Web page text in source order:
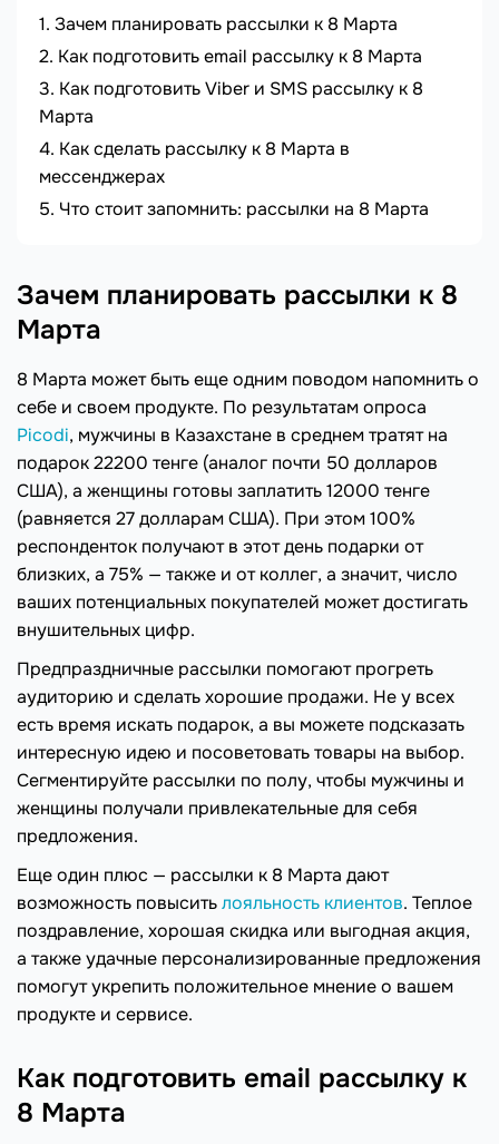
Зачем планировать рассылки к 8 Марта
Как подготовить email рассылку к 8 Марта
Как подготовить Viber и SMS рассылку к 8
Марта
Как сделать рассылку к 8 Марта в
мессенджерах
Что стоит запомнить: рассылки на 8 Марта
Зачем планировать рассылки к 8
Марта
8 Марта может быть еще одним поводом напомнить о
себе и своем продукте. По результатам опроса
Picodi, мужчины в Казахстане в среднем тратят на
подарок 22200 тенге (аналог почти 50 долларов
США), а женщины готовы заплатить 12000 тенге
(равняется 27 долларам США). При этом 100%
респонденток получают в этот день подарки от
близких, а 75% — также и от коллег, а значит, число
ваших потенциальных покупателей может достигать
внушительных цифр.
Предпраздничные рассылки помогают прогреть
аудиторию и сделать хорошие продажи. Не у всех
есть время искать подарок, а вы можете подсказать
интересную идею и посоветовать товары на выбор.
Сегментируйте рассылки по полу, чтобы мужчины и
женщины получали привлекательные для себя
предложения.
Еще один плюс — рассылки к 8 Марта дают
возможность повыситьлояльность клиентов. Теплое
поздравление, хорошая скидка или выгодная акция,
а также удачные персонализированные предложения
помогут укрепить положительное мнение о вашем
продукте и сервисе.
Как подготовить email рассылку к
8 Марта